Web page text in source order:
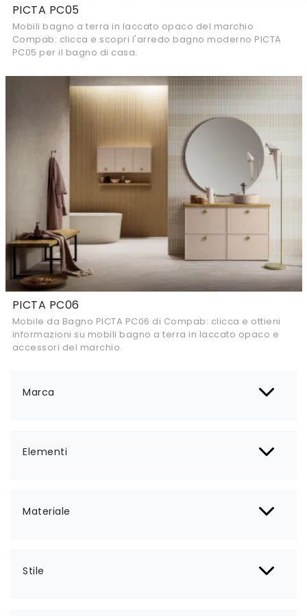
Marca
Elementi
Materiale
Stile
PICTA PC05
Mobili bagno a terra in laccato opaco del marchio
Compab: clicca e scopri l'arredo bagno moderno PICTA
PC05 per il bagno di casa.
PICTA PC06
Mobile da Bagno PICTA PC06 di Compab: clicca e ottieni
informazioni su mobili bagno a terra in laccato opaco e
accessori del marchio.